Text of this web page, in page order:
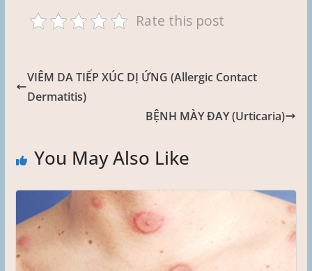
Rate this post
VIÊM DA TIẾP XÚC DỊ ỨNG (Allergic Contact
Dermatitis)
BỆNH MÀY ĐAY (Urticaria)
You May Also Like